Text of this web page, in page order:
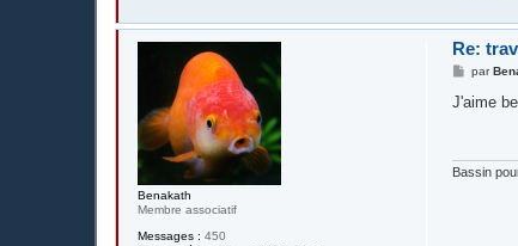
Benakath
Membre associatif
Messages : 450
Re:
M
s
par
J'aime
Bassin